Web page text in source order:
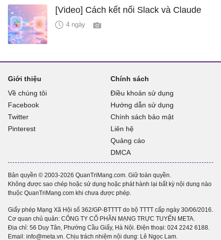
[Video] Cách kết nối Slack và Claude
4 ngày
Giới thiệu
Về chúng tôi
Facebook
Twitter
Pinterest
Chính sách
Điều khoản sử dụng
Hướng dẫn sử dụng
Chính sách bảo mật
Liên hệ
Quảng cáo
DMCA
Bản quyền © 2003-2026 QuanTriMang.com. Giữ toàn quyền.
Không được sao chép hoặc sử dụng hoặc phát hành lại bất kỳ nội dung nào
thuộc QuanTriMang.com khi chưa được phép.
Giấy phép Mạng Xã Hội số 362/GP-BTTTT do bộ TTTT cấp ngày 30/06/2016.
Cơ quan chủ quản: CÔNG TY CỔ PHẦN MẠNG TRỰC TUYẾN META.
Địa chỉ: 56 Duy Tân, Phường Cầu Giấy, Hà Nội. Điện thoại: 024 2242 6188.
Email: info@meta.vn. Chịu trách nhiệm nội dung: Lê Ngọc Lam.